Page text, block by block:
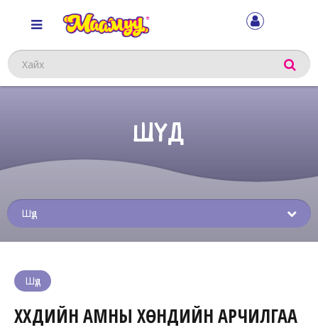
Хайх
ШҮД
Шүд
ХҮҮХДИЙН АМНЫ ХӨНДИЙН АРЧИЛГАА